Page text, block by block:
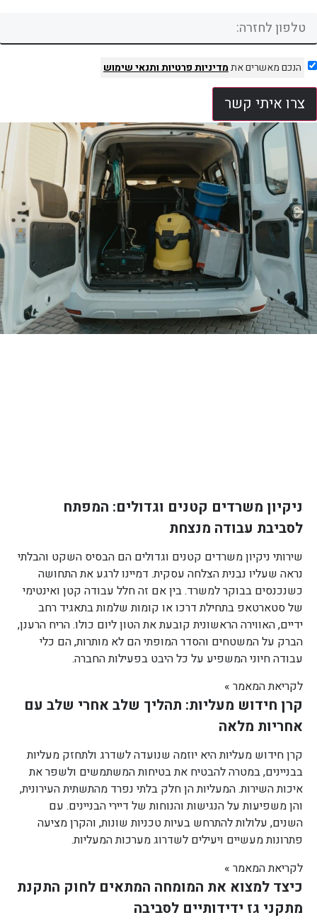
הנכם מאשרים אתמדיניות פרטיותותנאי שימוש
צרו איתי קשר
ניקיון משרדים קטנים וגדולים: המפתח
לסביבת עבודה מנצחת
שירותי ניקיון משרדים קטנים וגדולים הם הבסיס השקט והבלתי
נראה שעליו נבנית הצלחה עסקית. דמיינו לרגע את התחושה
כשנכנסים בבוקר למשרד. בין אם זה חלל עבודה קטן ואינטימי
של סטארטאפ בתחילת דרכו או קומות שלמות בתאגיד רחב
ידיים, האווירה הראשונית קובעת את הטון ליום כולו. הריח הרענן,
הברק על המשטחים והסדר המופתי הם לא מותרות, הם כלי
עבודה חיוני המשפיע על כל היבט בפעילות החברה.
לקריאת המאמר »
קרן חידוש מעליות: תהליך שלב אחרי שלב עם
אחריות מלאה
קרן חידוש מעליות היא יוזמה שנועדה לשדרג ולתחזק מעליות
בבניינים, במטרה להבטיח את בטיחות המשתמשים ולשפר את
איכות השירות. המעליות הן חלק בלתי נפרד מהתשתית העירונית,
והן משפיעות על הנגישות והנוחות של דיירי הבניינים. עם
השנים, עלולות להתרחש בעיות טכניות שונות, והקרן מציעה
פתרונות מעשיים ויעילים לשדרוג מערכות המעליות.
לקריאת המאמר »
כיצד למצוא את המומחה המתאים לחוק התקנת
מתקני גז ידידותיים לסביבה